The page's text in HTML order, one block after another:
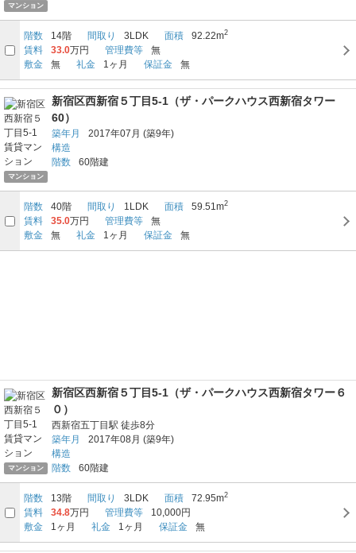
マンション
階数 14階 間取り 3LDK 面積 92.22m2
賃料 33.0万円 管理費等
無
敷金
無 礼金 1ヶ月 保証金 無
マンション
新宿区西新宿５丁目5-1（ザ・パークハウス西新宿タワー
60）
築年月 2017年07月 (築9年)
構造
階数
60階建
階数 40階 間取り 1LDK 面積 59.51m2
賃料 35.0万円 管理費等
無
敷金
無 礼金 1ヶ月 保証金 無
マンション
新宿区西新宿５丁目5-1（ザ・パークハウス西新宿タワー６
０）
西新宿五丁目駅 徒歩8分
築年月
2017年08月 (築9年)
構造
階数
60階建
階数 13階 間取り 3LDK 面積 72.95m2
賃料 34.8万円 管理費等
10,000円
敷金
1ヶ月 礼金 1ヶ月 保証金 無